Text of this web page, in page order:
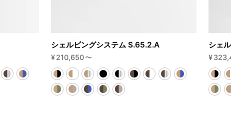
シェルビングシステム S.65.2.A
¥210,650〜
シェ
¥